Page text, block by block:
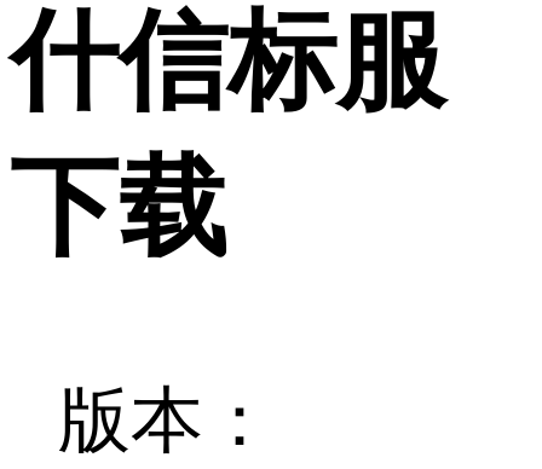
什信标服
下载
版本：